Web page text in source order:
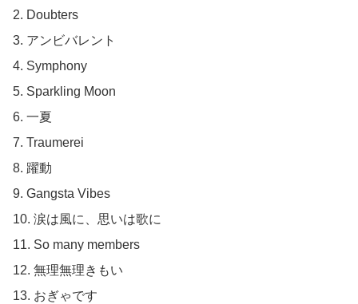
2. Doubters
3. アンビバレント
4. Symphony
5. Sparkling Moon
6. 一夏
7. Traumerei
8. 躍動
9. Gangsta Vibes
10. 涙は風に、思いは歌に
11. So many members
12. 無理無理きもい
13. おぎゃです